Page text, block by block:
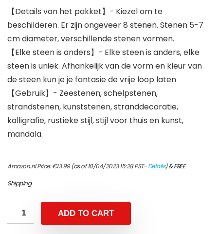
【Details van het pakket】- Kiezel om te
beschilderen. Er zijn ongeveer 8 stenen. Stenen 5-7
cm diameter, verschillende stenen vormen.
【Elke steen is anders】- Elke steen is anders, elke
steen is uniek. Afhankelijk van de vorm en kleur van
de steen kun je je fantasie de vrije loop laten
【Gebruik】- Zeestenen, schelpstenen,
strandstenen, kunststenen, stranddecoratie,
kalligrafie, rustieke stijl, stijl voor thuis en kunst,
mandala.
Amazon.nl Price:€13.99(as of 10/04/2023 15:28 PST-Details)&FREE
Shipping.
ADD TO CART